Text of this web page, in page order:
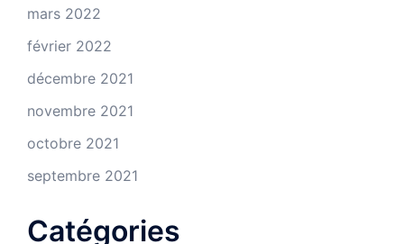
mars 2022
février 2022
décembre 2021
novembre 2021
octobre 2021
septembre 2021
Catégories